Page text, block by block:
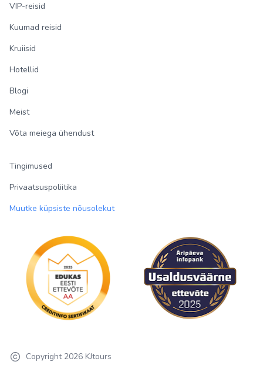
VIP-reisid
Kuumad reisid
Kruiisid
Hotellid
Blogi
Meist
Võta meiega ühendust
Tingimused
Privaatsuspoliitika
Muutke küpsiste nõusolekut
Copyright 2026 KJtours